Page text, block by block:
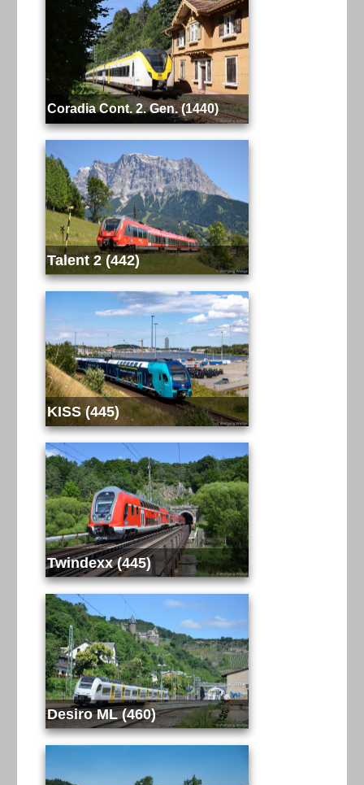
Coradia Cont. 2. Gen. (1440)
Talent 2 (442)
KISS (445)
Twindexx (445)
Desiro ML (460)